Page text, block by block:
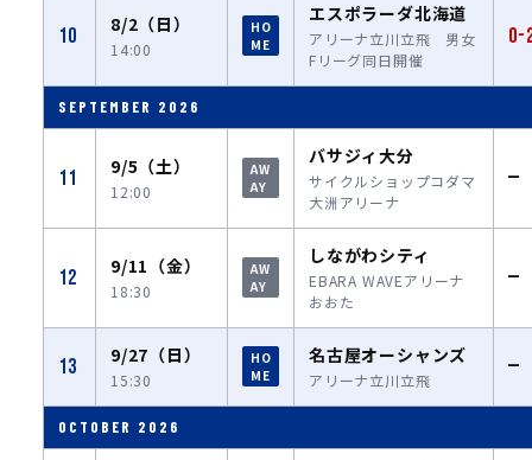
10 8/2（日）
14:00
HO
ME
エスポラーダ北海道
アリーナ立川立飛 男女
Fリーグ同日開催
0-
SEPTEMBER 2026
11 9/5（土）
12:00
AW
AY
バサジィ大分
サイクルショップコダマ
大洲アリーナ
—
12 9/11（金）
18:30
AW
AY
しながわシティ
EBARA WAVEアリーナ
おおた
—
13 9/27（日）
15:30
HO
ME
名古屋オーシャンズ
アリーナ立川立飛
—
OCTOBER 2026